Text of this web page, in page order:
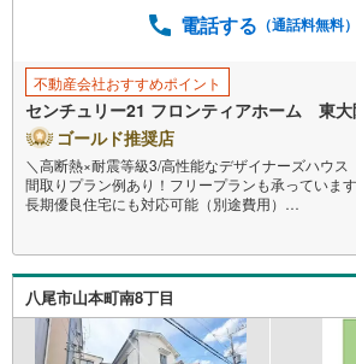
電話する （通話料無料）
不動産会社おすすめポイント
センチュリー21 フロンティアホーム 東大
ゴールド推奨店
＼高断熱×耐震等級3/高性能なデザイナーズハウス
間取りプラン例あり！フリープランも承っています
長期優良住宅にも対応可能（別途費用）
・南山本小学校まで徒歩約1分
・曙川中学校まで徒歩約2分
・スーパー「食品館アプロ 高安店」まで徒歩約3分
・コンビニ「セブンイレブン 近鉄高安駅西店」
・ドラッグストア「ココカラファイン 八尾中田
・五月橋保育所まで徒歩約7分
八尾市山本町南8丁目